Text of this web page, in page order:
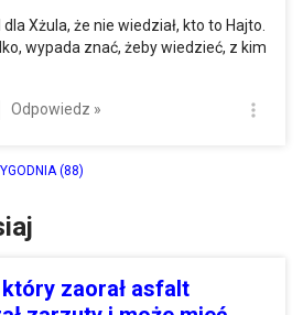
Xżula, że nie wiedział, kto to Hajto.
wypada znać, żeby wiedzieć, z kim
Odpowiedz »
(88)
zaorał asfalt